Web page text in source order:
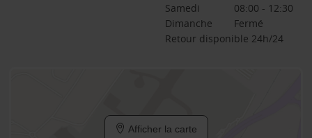
Samedi
08:00 - 12:30
Dimanche
Fermé
Retour disponible 24h/24
Afficher la carte